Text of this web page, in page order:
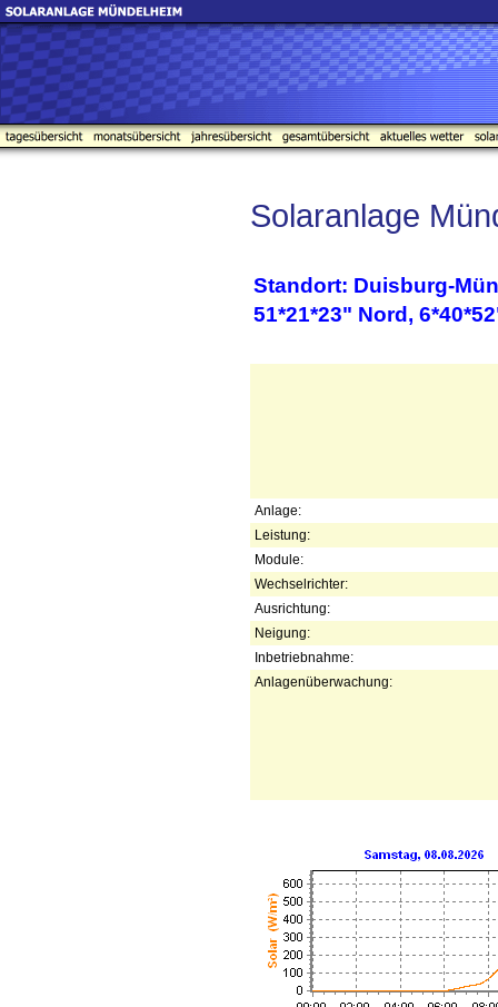
Solaranlage
Standort: Duisburg-
51*21*23" Nord,
Anlage:
Leistung:
Module:
Wechselrichter:
Ausrichtung:
Neigung:
Inbetriebnahme:
Anlagenüberwachung: